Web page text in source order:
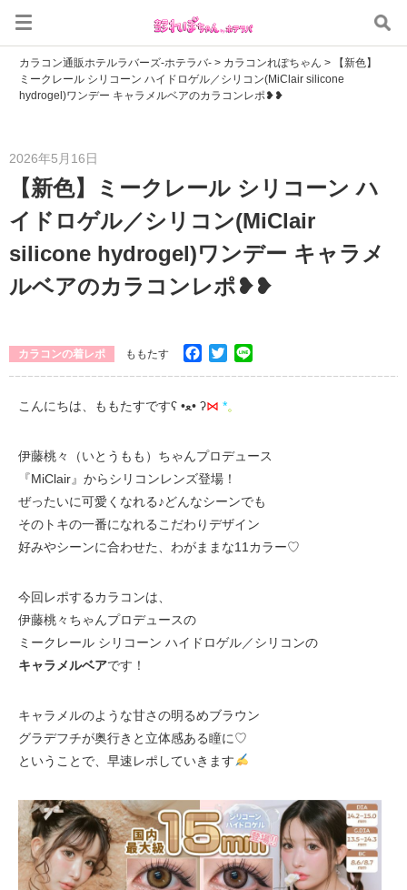
カラコン通販ホテルラバーズ-ホテラバ- > カラコンれぽちゃん >
【新色】
ミークレール シリコーン ハイドロゲル／シリコン(MiClair silicone
hydrogel)ワンデー キャラメルベアのカラコンレポ❥❥
2026年5月16日
【新色】ミークレール シリコーン ハ
イドロゲル／シリコン(MiClair
silicone hydrogel)ワンデー キャラメ
ルベアのカラコンレポ❥❥
カラコンの着レポ ももたす Facebook
Twitter
こんにちは、ももたすですʕ •ﻌ• ʔ⋈ *。
伊藤桃々（いとうもも）ちゃんプロデュース
『MiClair』からシリコンレンズ登場！
ぜったいに可愛くなれる♪どんなシーンでも
そのトキの一番になれるこだわりデザイン
好みやシーンに合わせた、わがままな11カラー♡
今回レポするカラコンは、
伊藤桃々ちゃんプロデュースの
ミークレール シリコーン ハイドロゲル／シリコンの
キャラメルベアです！
キャラメルのような甘さの明るめブラウン
グラデフチが奥行きと立体感ある瞳に♡
ということで、早速レポしていきます